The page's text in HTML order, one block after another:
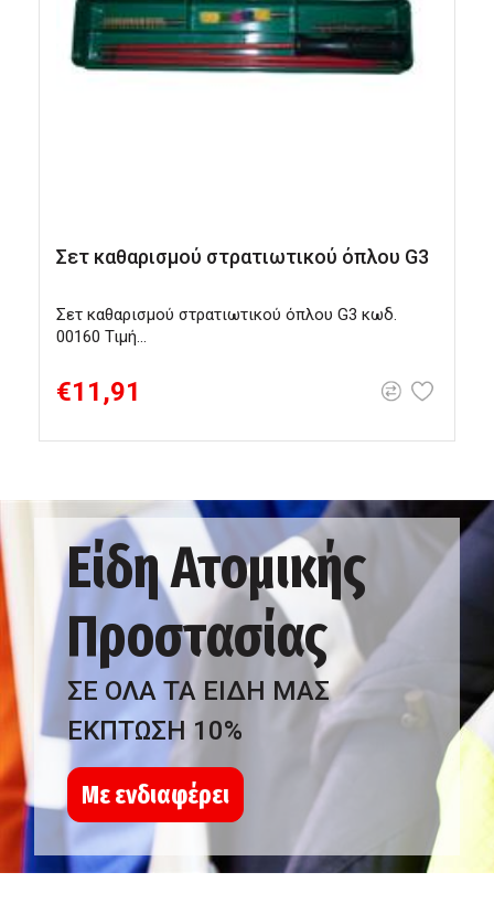
Σετ καθαρισμού στρατιωτικού όπλου G3
Σετ καθαρισμού στρατιωτικού όπλου G3 κωδ.
00160 Τιμή...
€11,91
Είδη Ατομικής
Προστασίας
ΣΕ ΟΛΑ ΤΑ ΕΙΔΗ ΜΑΣ
ΕΚΠΤΩΣΗ 10%
Με ενδιαφέρει